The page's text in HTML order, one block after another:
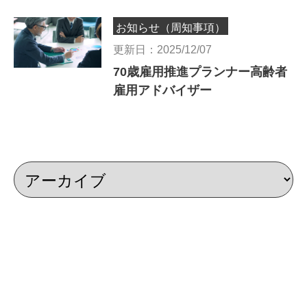
お知らせ（周知事項）
更新日：2025/12/07
70歳雇用推進プランナー高齢者
雇用アドバイザー